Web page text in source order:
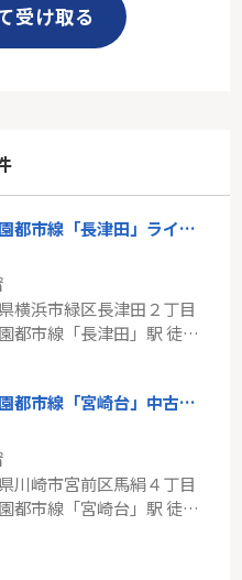
受け取る
東急田園都市線「長津田」ライム長津田壱番館
横浜市緑区長津田２丁目
東急田園都市線「長津田」駅 徒歩5分
東急田園都市線「宮崎台」中古戸建
川崎市宮前区馬絹４丁目
東急田園都市線「宮崎台」駅 徒歩17分